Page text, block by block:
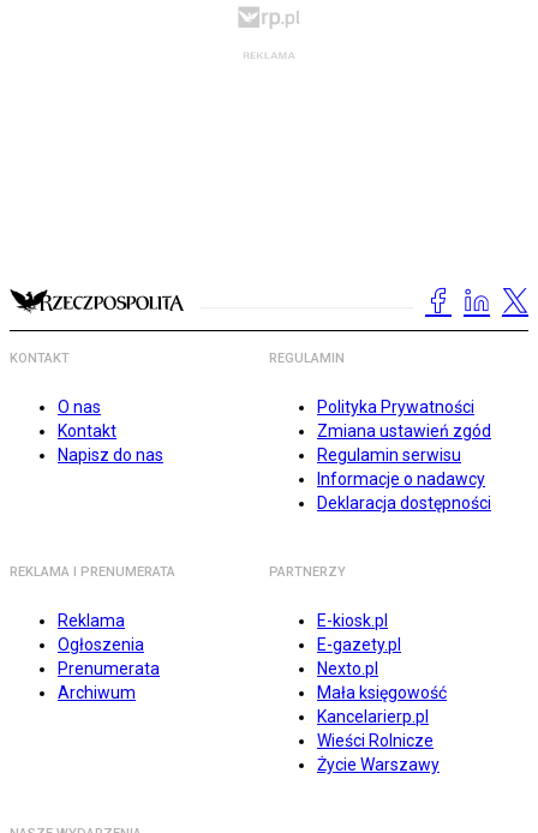
KONTAKT
O nas
Kontakt
Napisz do nas
REGULAMIN
Polityka Prywatności
Zmiana ustawień zgód
Regulamin serwisu
Informacje o nadawcy
Deklaracja dostępności
REKLAMA I PRENUMERATA
Reklama
Ogłoszenia
Prenumerata
Archiwum
PARTNERZY
E-kiosk.pl
E-gazety.pl
Nexto.pl
Mała księgowość
Kancelarierp.pl
Wieści Rolnicze
Życie Warszawy